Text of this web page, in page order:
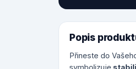
Popis
Přineste do
symbolizuje